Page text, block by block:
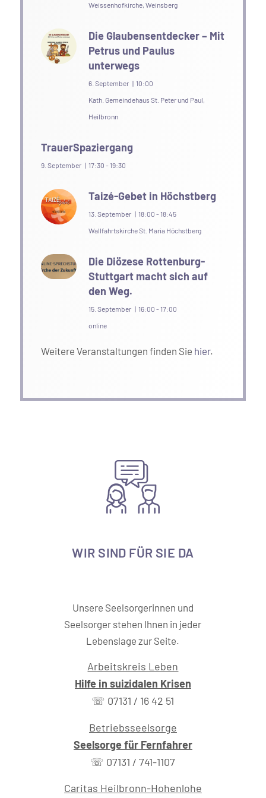
Weissenhofkirche, Weinsberg
Die Glaubensentdecker – Mit
Petrus und Paulus
unterwegs
6. September | 10:00
Kath. Gemeindehaus St. Peter und Paul,
Heilbronn
TrauerSpaziergang
9. September | 17:30 - 19:30
Taizé-Gebet in Höchstberg
13. September | 18:00 - 18:45
Wallfahrtskirche St. Maria Höchstberg
Die Diözese Rottenburg-
Stuttgart macht sich auf
den Weg.
15. September | 16:00 - 17:00
online
Weitere Veranstaltungen finden Sie hier.
WIR SIND FÜR SIE DA
Unsere Seelsorgerinnen und
Seelsorger stehen Ihnen in jeder
Lebenslage zur Seite.
Arbeitskreis Leben
Hilfe in suizidalen Krisen
☏ 07131 / 16 42 51
Betriebsseelsorge
Seelsorge für Fernfahrer
☏ 07131 / 741-1107
Caritas Heilbronn-Hohenlohe